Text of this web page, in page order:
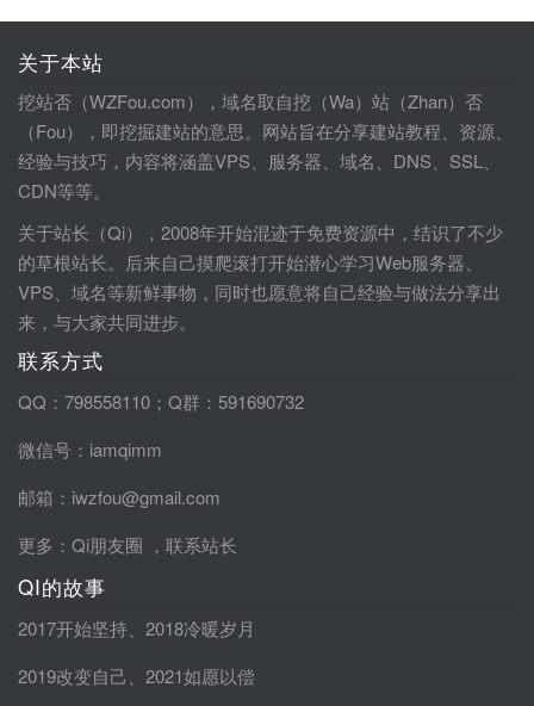
关于本站
挖站否（WZFou.com），域名取自挖（Wa）站（Zhan）否
（Fou），即挖掘建站的意思。网站旨在分享建站教程、资源、
经验与技巧，内容将涵盖VPS、服务器、域名、DNS、SSL、
CDN等等。
关于站长（Qi），2008年开始混迹于免费资源中，结识了不少
的草根站长。后来自己摸爬滚打开始潜心学习Web服务器、
VPS、域名等新鲜事物，同时也愿意将自己经验与做法分享出
来，与大家共同进步。
联系方式
QQ：798558110；Q群：591690732
微信号：iamqimm
邮箱：iwzfou@gmail.com
更多： Qi朋友圈 ， 联系站长
QI的故事
2017开始坚持
2018冷暖岁月
2019改变自己
2021如愿以偿